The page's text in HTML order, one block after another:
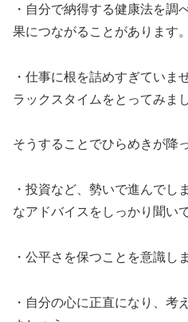
・自分で納得する健康法を調
果につながることがあります。
・仕事に根を詰めすぎていま
ラックスタイムをとってみま
そうすることでひらめきが降
・投資など、勢いで進んでし
なアドバイスをしっかり聞い
・公平さを保つことを意識し
・自分の心に正直になり、考